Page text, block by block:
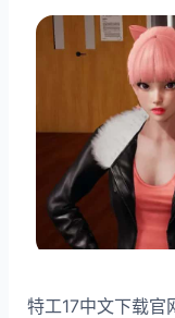
特工17中文下载官